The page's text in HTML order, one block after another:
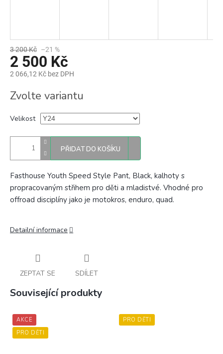
3 200 Kč –21 %
2 500 Kč
2 066,12 Kč bez DPH
cena:
Zvolte variantu
Velikost
PŘIDAT DO KOŠÍKU
Fasthouse Youth Speed Style Pant, Black, kalhoty s
propracovaným střihem pro děti a mladistvé. Vhodné pro
offroad disciplíny jako je motokros, enduro, quad.
Detailní informace
ZEPTAT SE SDÍLET
Související produkty
AKCE
PRO DĚTI
PRO DĚTI